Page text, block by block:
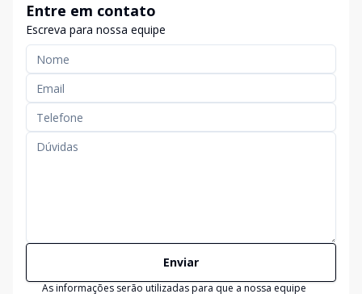
Entre em contato
Escreva para nossa equipe
Enviar
As informações serão utilizadas para que a nossa equipe